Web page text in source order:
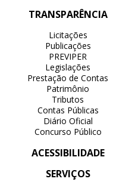
TRANSPARÊNCIA
Licitações
Publicações
PREVIPER
Legislações
Prestação de Contas
Patrimônio
Tributos
Contas Públicas
Diário Oficial
Concurso Público
ACESSIBILIDADE
SERVIÇOS